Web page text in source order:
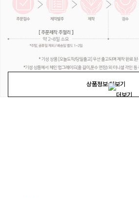
상품정보 더보기